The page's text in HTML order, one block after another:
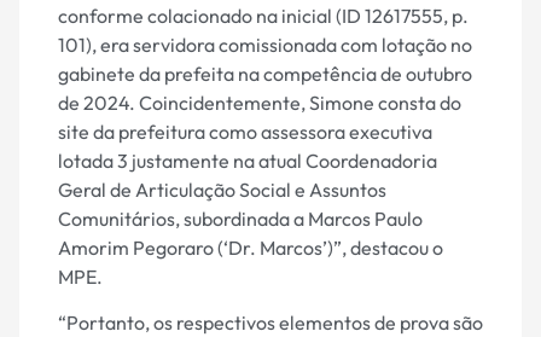
conforme colacionado na inicial (ID 12617555, p.
101), era servidora comissionada com lotação no
gabinete da prefeita na competência de outubro
de 2024. Coincidentemente, Simone consta do
site da prefeitura como assessora executiva
lotada 3 justamente na atual Coordenadoria
Geral de Articulação Social e Assuntos
Comunitários, subordinada a Marcos Paulo
Amorim Pegoraro (‘Dr. Marcos’)”, destacou o
MPE.
“Portanto, os respectivos elementos de prova são